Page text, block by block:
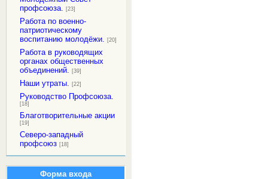
профсоюза. [23]
Работа по военно-
патриотическому
воспитанию молодёжи. [20]
Работа в руководящих
органах общественных
объединений. [39]
Наши утраты. [22]
Руководство Профсоюза.
[18]
Благотворительные акции
[19]
Северо-западный
профсоюз [18]
Форма входа